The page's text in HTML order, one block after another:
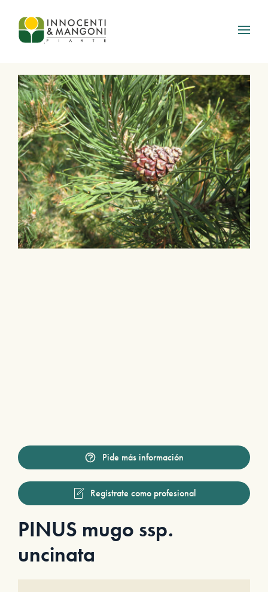
Skip to main content
Pide más información
Regístrate como profesional
PINUS mugo ssp.
uncinata